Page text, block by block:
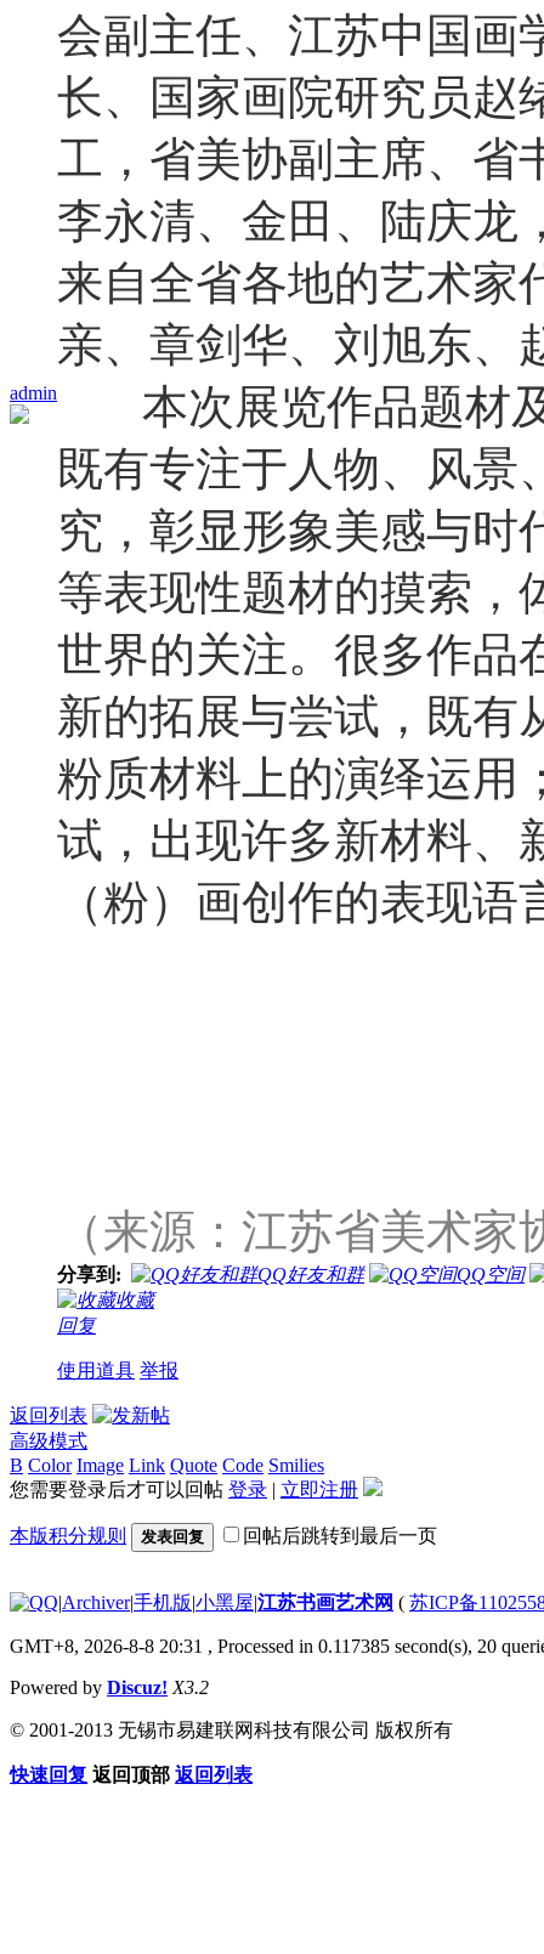
admin
会副主任、江苏中国画
长、国家画院研究员赵
工，省美协副主席、省
李永清、金田、陆庆龙
来自全省各地的艺术家
亲、章剑华、刘旭东、
本次展览作品题材及
既有专注于人物、风景
究，彰显形象美感与时
等表现性题材的摸索，
世界的关注。很多作品
新的拓展与尝试，既有
粉质材料上的演绎运用
试，出现许多新材料、
（粉）画创作
（来源：江苏省美术家
分享到: QQ好友和群
QQ空间
收藏
回复
使用道具 举报
返回列表
高级模式
B Color Image Link Quote Code Smilies
您需要登录后才可以回帖 登录 | 立即注册
本版积分规则 发表回复 回帖后跳转到最后一页
|Archiver|手机版|小黑屋|江苏书画艺术网 ( 苏ICP备
GMT+8, 2026-8-8 20:31 , Processed in 0.117385 second(s), 20
Powered by Discuz! X3.2
© 2001-2013 无锡市易建联网科技有限公司 版权所有
快速回复 返回顶部 返回列表